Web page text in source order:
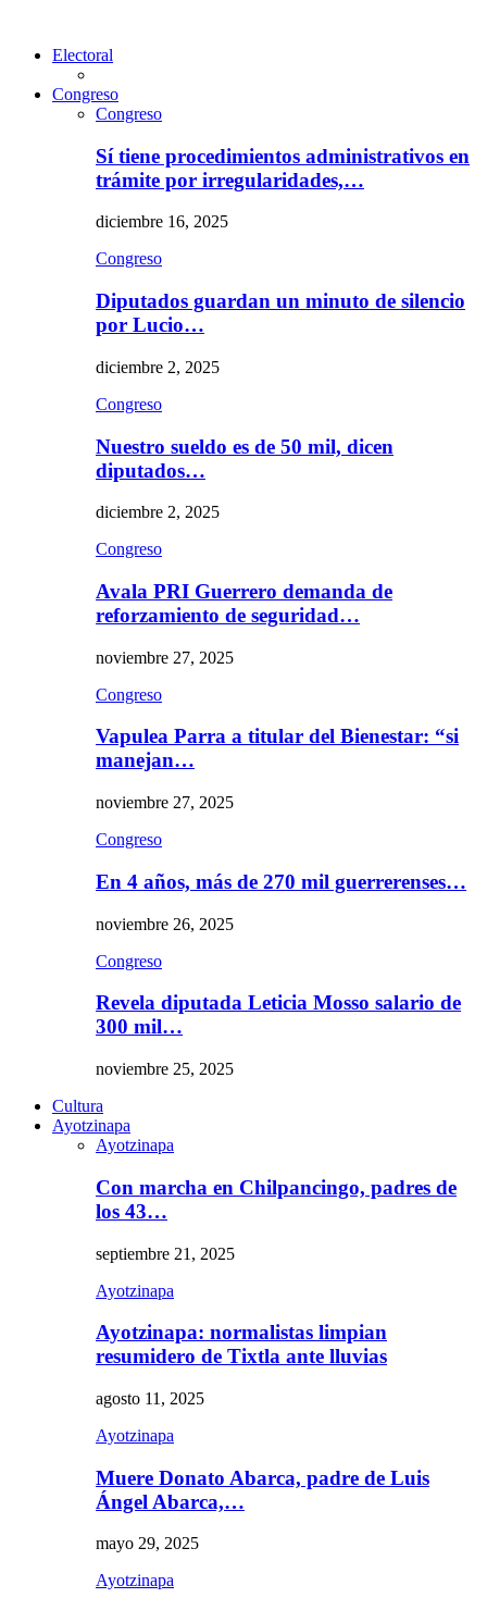
Electoral
Congreso
Congreso
Sí tiene procedimientos administrativos en
trámite por irregularidades,…
diciembre 16, 2025
Congreso
Diputados guardan un minuto de silencio
por Lucio…
diciembre 2, 2025
Congreso
Nuestro sueldo es de 50 mil, dicen
diputados…
diciembre 2, 2025
Congreso
Avala PRI Guerrero demanda de
reforzamiento de seguridad…
noviembre 27, 2025
Congreso
Vapulea Parra a titular del Bienestar: “si
manejan…
noviembre 27, 2025
Congreso
En 4 años, más de 270 mil guerrerenses…
noviembre 26, 2025
Congreso
Revela diputada Leticia Mosso salario de
300 mil…
noviembre 25, 2025
Cultura
Ayotzinapa
Ayotzinapa
Con marcha en Chilpancingo, padres de
los 43…
septiembre 21, 2025
Ayotzinapa
Ayotzinapa: normalistas limpian
resumidero de Tixtla ante lluvias
agosto 11, 2025
Ayotzinapa
Muere Donato Abarca, padre de Luis
Ángel Abarca,…
mayo 29, 2025
Ayotzinapa